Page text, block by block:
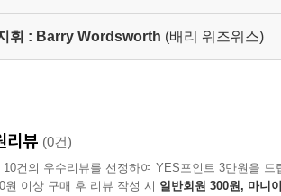
휘 : Barry Wordsworth (배리 워즈워스)
리뷰 (0건)
10건의 우수리뷰를 선정하여 YES포인트 3만원을 드
원 이상 구매 후 리뷰 작성 시 일반회원 300원, 마니